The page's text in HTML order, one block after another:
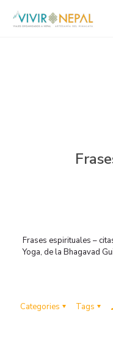
Frases espirituales –
Yoga, de la Bhagavad
Categories Tags